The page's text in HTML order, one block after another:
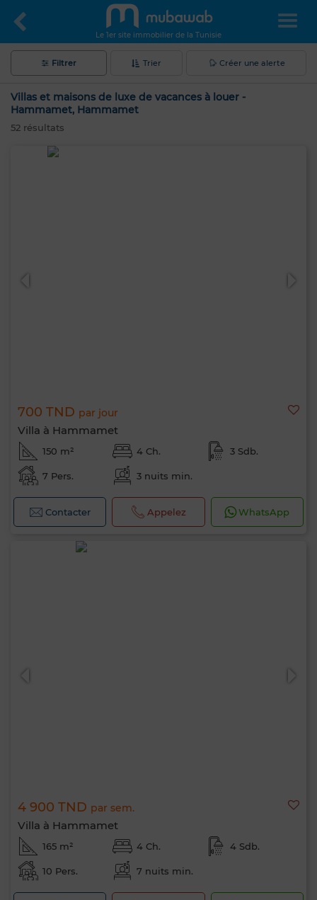
Le 1er site immobilier de la Tunisie
Filtrer Trier Créer une alerte
Villas et maisons de luxe de vacances à louer -
Hammamet, Hammamet
52 résultats
700 TND par jour
Villa à Hammamet
150 m² 4 Ch. 3 Sdb.
7 Pers. 3 nuits min.
Contacter Appelez WhatsApp
4 900 TND par sem.
Villa à Hammamet
165 m² 4 Ch. 4 Sdb.
10 Pers. 7 nuits min.